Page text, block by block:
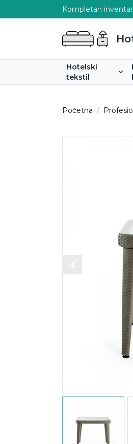
Kompletan
Hotelski
tekstil
Početna /